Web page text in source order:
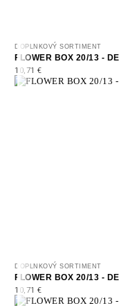
DOPLNKOVÝ SORTIMENT
FLOWER BOX 20/13 -
10,71 €
DOPLNKOVÝ SORTIMENT
FLOWER BOX 20/13 -
10,71 €